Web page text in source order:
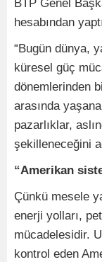
BTP Genel
hesabından
“Bugün dünya,
küresel güç
dönemlerinden
arasında
pazarlıklar,
şekilleneceğini
“Amerikan
Çünkü mesele
enerji yolları,
mücadelesidir.
kontrol eden